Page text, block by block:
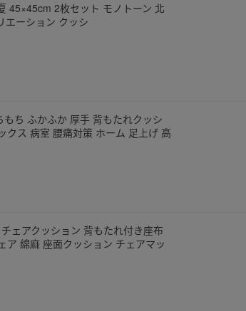
45×45cm 2枚セット モノトーン 北
エーション クッシ
ち ふかふか 厚手 背もたれクッシ
クス 病室 腰痛対策 ホーム 足上げ 高
ェアクッション 背もたれ付き座布
ア 綿麻 座面クッション チェアマッ